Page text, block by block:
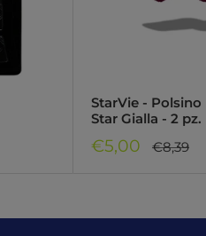
StarVie -
Star Gialla - 2 pz.
Prezzo
€5,00 Prezzo
€8,39